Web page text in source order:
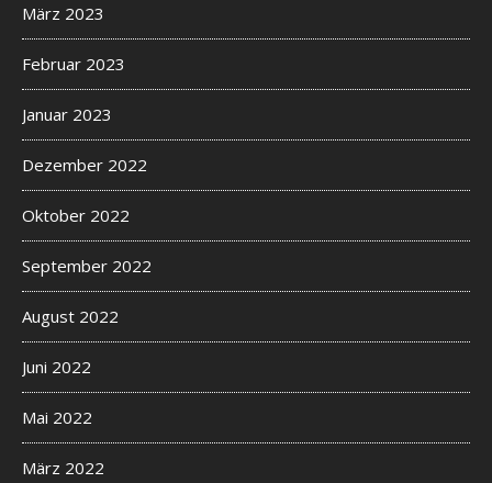
März 2023
Februar 2023
Januar 2023
Dezember 2022
Oktober 2022
September 2022
August 2022
Juni 2022
Mai 2022
März 2022